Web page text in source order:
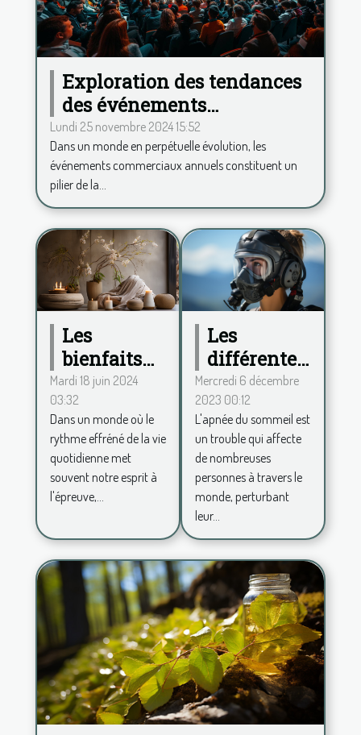
Exploration des tendances
des événements
commerciaux annuels et
leur impact
Lundi 25 novembre 2024 15:52
Dans un monde en perpétuelle évolution, les
événements commerciaux annuels constituent un
pilier de la...
Les
bienfaits
de la
décoration
zen pour
un espace
de vie
apaisant
Mardi 18 juin 2024
03:32
Dans un monde où le
rythme effréné de la vie
quotidienne met
souvent notre esprit à
l'épreuve,...
Les
différentes
formes
d'apnée du
sommeil
Mercredi 6 décembre
2023 00:12
L'apnée du sommeil est
un trouble qui affecte
de nombreuses
personnes à travers le
monde, perturbant
leur...